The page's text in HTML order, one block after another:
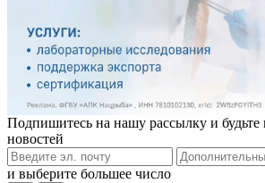
Подпишитесь на нашу рассылку и будьте
новостей
и выберите большее число